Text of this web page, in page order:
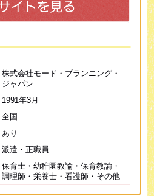
株式会社モード・プランニング・
ジャパン
1991年3月
全国
あり
派遣・正職員
保育士・幼稚園教諭・保育教諭・
調理師・栄養士・看護師・その他